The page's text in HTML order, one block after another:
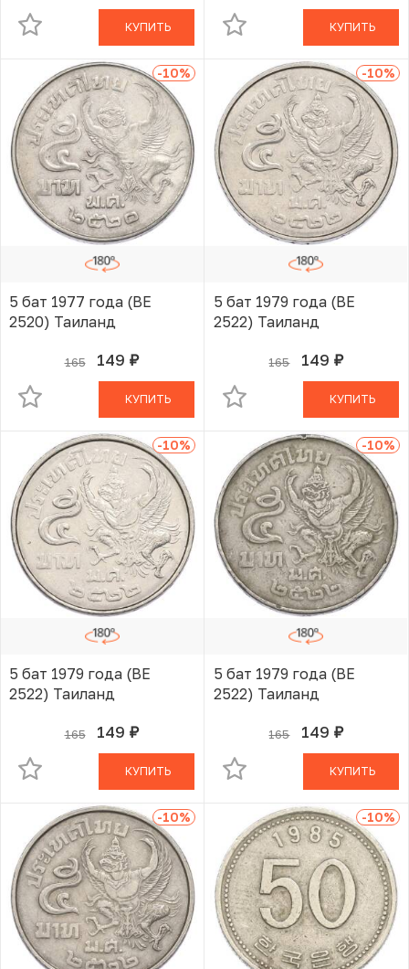
КУПИТЬ КУПИТЬ
-10%
5 бат 1977 года (BE
2520) Таиланд
165 149 руб.
В КОРЗИНЕ
КУПИТЬ
-10%
5 бат 1979 года (BE
2522) Таиланд
165 149 руб.
В КОРЗИНЕ
КУПИТЬ
-10%
5 бат 1979 года (BE
2522) Таиланд
165 149 руб.
В КОРЗИНЕ
КУПИТЬ
-10%
5 бат 1979 года (BE
2522) Таиланд
165 149 руб.
В КОРЗИНЕ
КУПИТЬ
-10% -10%